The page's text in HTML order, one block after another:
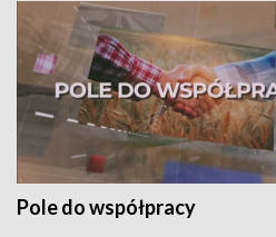
Pole do współpracy